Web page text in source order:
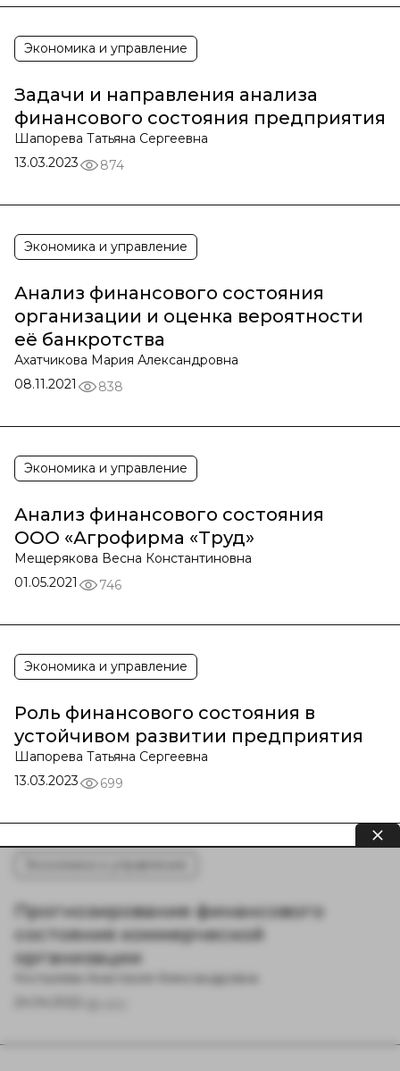
Экономика и управление
Задачи и направления анализа
финансового состояния предприятия
Шапорева Татьяна Сергеевна
13.03.2023
874
Экономика и управление
Анализ финансового состояния
организации и оценка вероятности
её банкротства
Ахатчикова Мария Александровна
08.11.2021
838
Экономика и управление
Анализ финансового состояния
ООО «Агрофирма «Труд»
Мещерякова Весна Константиновна
01.05.2021
746
Экономика и управление
Роль финансового состояния в
устойчивом развитии предприятия
Шапорева Татьяна Сергеевна
13.03.2023
699
Прогнозирование финансового
состояния коммерческой
организации
Костылева Анастасия Александровна